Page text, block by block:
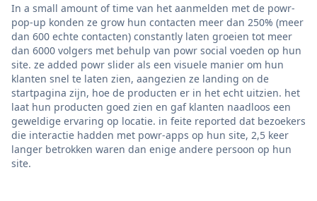
In a small amount of time van het aanmelden met de powr-
pop-up konden ze grow hun contacten meer dan 250% (meer
dan 600 echte contacten) constantly laten groeien tot meer
dan 6000 volgers met behulp van powr social voeden op hun
site. ze added powr slider als een visuele manier om hun
klanten snel te laten zien, aangezien ze landing on de
startpagina zijn, hoe de producten er in het echt uitzien. het
laat hun producten goed zien en gaf klanten naadloos een
geweldige ervaring op locatie. in feite reported dat bezoekers
die interactie hadden met powr-apps op hun site, 2,5 keer
langer betrokken waren dan enige andere persoon op hun
site.